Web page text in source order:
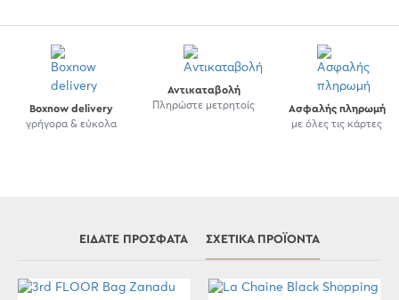
Boxnow delivery
γρήγορα & εύκολα
Αντικαταβολή
Πληρώστε μετρητοίς
Ασφαλής πληρωμή
με όλες τις κάρτες
ΕΊΔΑΤΕ ΠΡΌΣΦΑΤΑ ΣΧΕΤΙΚΆ ΠΡΟΪΌΝΤΑ